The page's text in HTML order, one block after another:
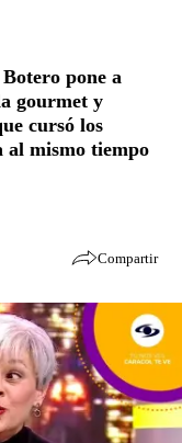
pone a
gourmet y
cursó los
al mismo tiempo
Compartir